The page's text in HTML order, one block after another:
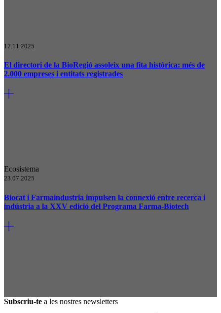
17.11.2025
El directori de la BioRegió assoleix una fita històrica: més de
2.000 empreses i entitats registrades
Ecosistema
23.07.2025
Biocat i Farmaindustria impulsen la connexió entre recerca i
indústria a la XXV edició del Programa Farma-Biotech
Subscriu-te a les nostres newsletters